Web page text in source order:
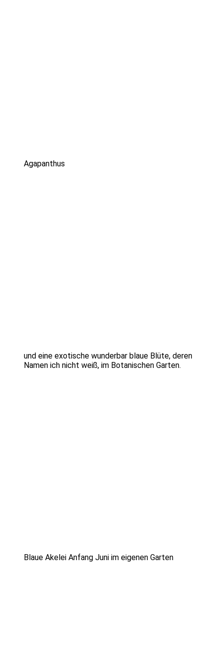
Agapanthus
und eine exotische wunderbar blaue Blüte, deren
Namen ich nicht weiß, im Botanischen Garten.
Blaue Akelei Anfang Juni im eigenen Garten